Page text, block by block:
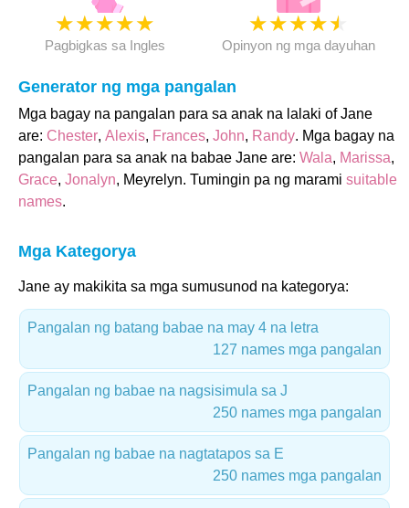
★★★★★
Pagbigkas sa Ingles
★★★★★
Opinyon ng mga dayuhan
Generator ng mga pangalan
Mga bagay na pangalan para sa anak na lalaki of Jane
are: Chester, Alexis, Frances, John, Randy. Mga bagay na
pangalan para sa anak na babae Jane are: Wala, Marissa,
Grace, Jonalyn, Meyrelyn. Tumingin pa ng marami suitable
names.
Mga Kategorya
Jane ay makikita sa mga sumusunod na kategorya:
Pangalan ng batang babae na may 4 na letra
127 names mga pangalan
Pangalan ng babae na nagsisimula sa J
250 names mga pangalan
Pangalan ng babae na nagtatapos sa E
250 names mga pangalan